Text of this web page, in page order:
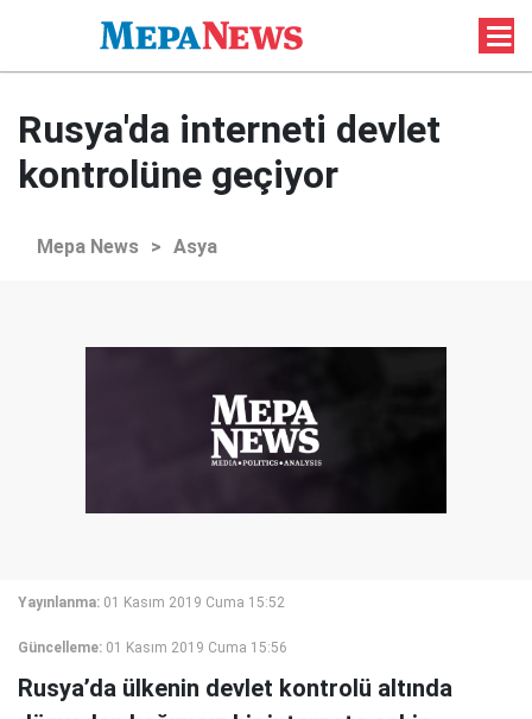
Rusya'da interneti devlet
kontrolüne geçiyor
Mepa News > Asya
Yayınlanma: 01 Kasım 2019 Cuma 15:52
Güncelleme: 01 Kasım 2019 Cuma 15:56
Rusya’da ülkenin devlet kontrolü altında